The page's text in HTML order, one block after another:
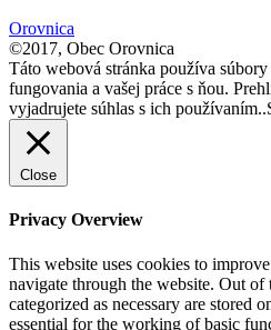
Orovnica
©2017, Obec Orovnica
Táto webová stránka používa
fungovania a vašej práce s ňou.
vyjadrujete súhlas s ich používaním..
Close
Privacy Overview
This website uses cookies to
navigate through the website. Out of
categorized as necessary are stored
essential for the working of basic